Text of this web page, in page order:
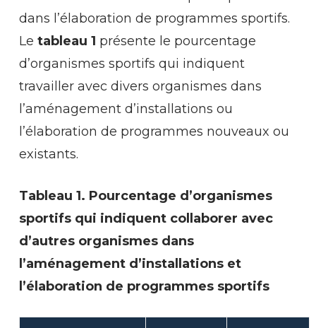
dans l’élaboration de programmes sportifs.
Le tableau 1 présente le pourcentage
d’organismes sportifs qui indiquent
travailler avec divers organismes dans
l’aménagement d’installations ou
l’élaboration de programmes nouveaux ou
existants.
Tableau 1. Pourcentage d’organismes
sportifs qui indiquent collaborer avec
d’autres organismes dans
l’aménagement d’installations et
l’élaboration de programmes sportifs